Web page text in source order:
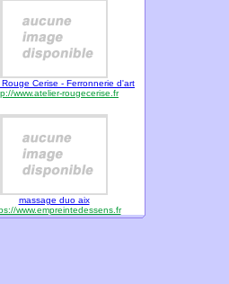
Rouge Cerise - Ferronnerie d'art
www.atelier-rougecerise.fr
massage duo aix
www.empreintedessens.fr